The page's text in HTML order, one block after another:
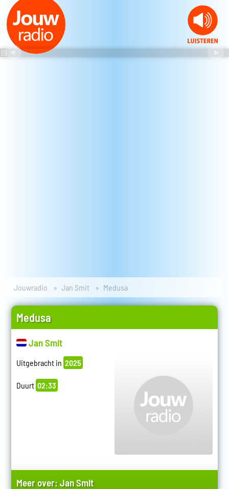
Jouwradio Jan Smit Medusa
Medusa
Jan Smit
Uitgebracht in 2025
Duurt 02:33
Meer over:Jan Smit